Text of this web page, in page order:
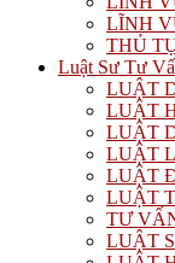
LĨNH
THỦ
Luật Sư Tư
LUẬT
LUẬT
LUẬT
LUẬT
LUẬT
LUẬT
TƯ
LUẬT